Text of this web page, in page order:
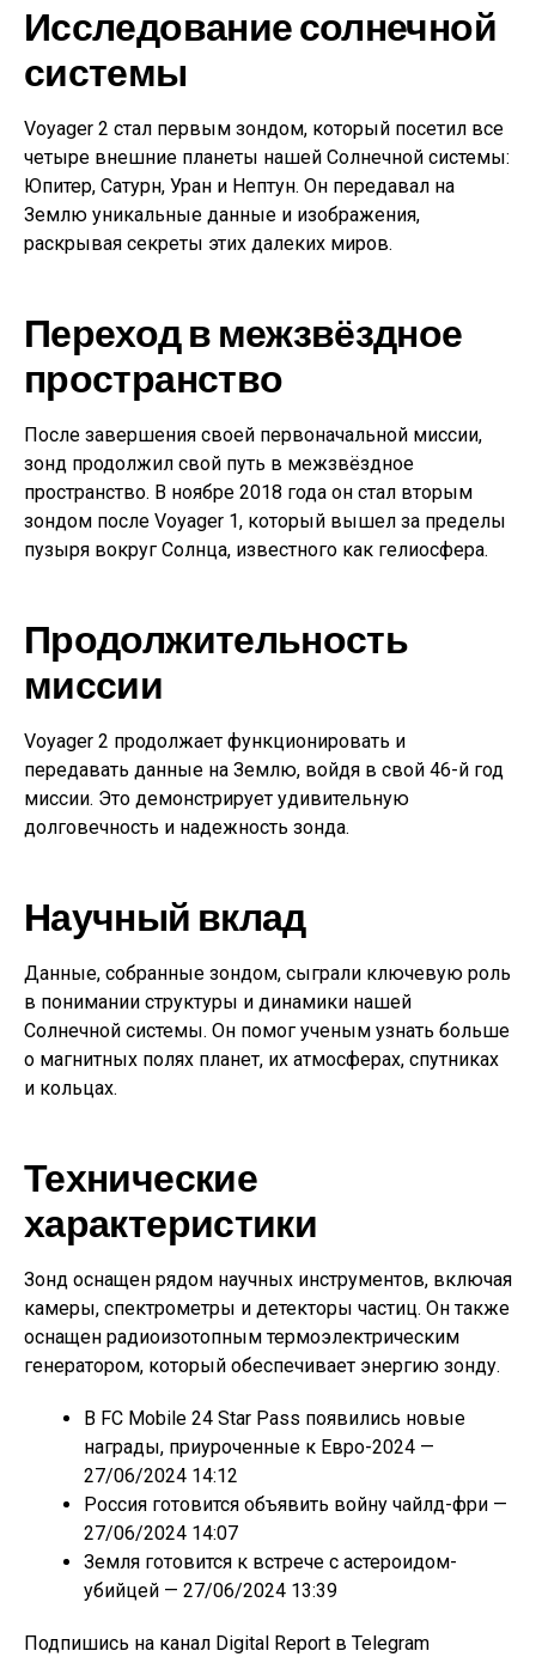
Исследование солнечной
системы
Voyager 2 стал первым зондом, который посетил все
четыре внешние планеты нашей Солнечной системы:
Юпитер, Сатурн, Уран и Нептун. Он передавал на
Землю уникальные данные и изображения,
раскрывая секреты этих далеких миров.
Переход в межзвёздное
пространство
После завершения своей первоначальной миссии,
зонд продолжил свой путь в межзвёздное
пространство. В ноябре 2018 года он стал вторым
зондом после Voyager 1, который вышел за пределы
пузыря вокруг Солнца, известного как гелиосфера.
Продолжительность
миссии
Voyager 2 продолжает функционировать и
передавать данные на Землю, войдя в свой 46-й год
миссии. Это демонстрирует удивительную
долговечность и надежность зонда.
Научный вклад
Данные, собранные зондом, сыграли ключевую роль
в понимании структуры и динамики нашей
Солнечной системы. Он помог ученым узнать больше
о магнитных полях планет, их атмосферах, спутниках
и кольцах.
Технические
характеристики
Зонд оснащен рядом научных инструментов, включая
камеры, спектрометры и детекторы частиц. Он также
оснащен радиоизотопным термоэлектрическим
генератором, который обеспечивает энергию зонду.
В FC Mobile 24 Star Pass появились новые
награды, приуроченные к Евро-2024 —
27/06/2024 14:12
Россия готовится объявить войну чайлд-фри —
27/06/2024 14:07
Земля готовится к встрече с астероидом-
убийцей — 27/06/2024 13:39
Подпишись на канал Digital Report в Telegram